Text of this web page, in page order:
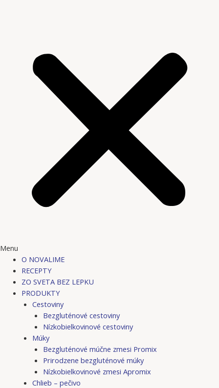
Menu
O NOVALIME
RECEPTY
ZO SVETA BEZ LEPKU
PRODUKTY
Cestoviny
Bezgluténové cestoviny
Nízkobielkovinové cestoviny
Múky
Bezgluténové múčne zmesi Promix
Prirodzene bezgluténové múky
Nízkobielkovinové zmesi Apromix
Chlieb – pečivo